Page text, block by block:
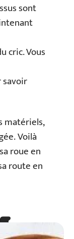
sont
cric. Vous
savoir
matériels,
Voilà
roue en
route en